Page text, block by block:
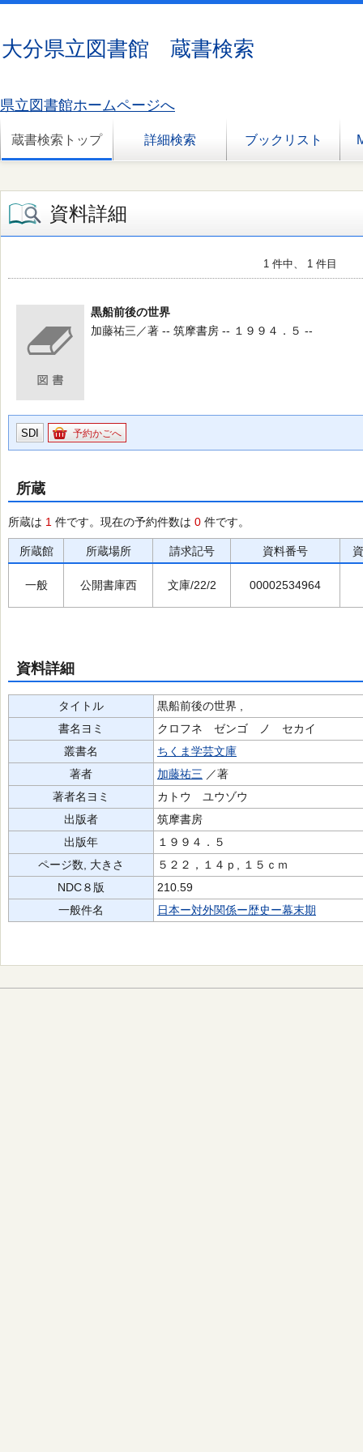
大分県立図書館 蔵書検索
県立図書館ホームページへ
蔵書検索トップ 詳細検索 ブックリスト
資料詳細
1 件中、 1 件目
黒船前後の世界
加藤祐三／著 -- 筑摩書房 -- １９９４．５ --
SDI 予約かごへ
所蔵
所蔵は 1 件です。現在の予約件数は 0 件です。
所蔵館 所蔵場所 請求記号 資料番号
一般 公開書庫西 文庫/22/2 00002534964
資料詳細
タイトル
黒船前後の世界 ,
書名ヨミ
クロフネ ゼンゴ ノ セカイ
叢書名
ちくま学芸文庫
著者
加藤祐三 ／著
著者名ヨミ
カトウ ユウゾウ
出版者
筑摩書房
出版年
１９９４．５
ページ数, 大きさ
５２２，１４ｐ, １５ｃｍ
NDC８版
210.59
一般件名
日本ー対外関係ー歴史ー幕末期